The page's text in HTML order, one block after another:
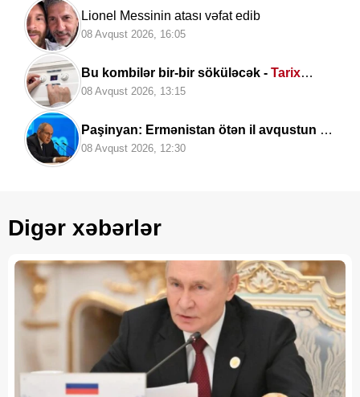
Lionel Messinin atası vəfat edib
08 Avqust 2026, 16:05
Bu kombilər bir-bir söküləcək - Tarix
açıqlandı
08 Avqust 2026, 13:15
Paşinyan: Ermənistan ötən il avqustun 8-
nə qədərdalanda idi
08 Avqust 2026, 12:30
Digər xəbərlər